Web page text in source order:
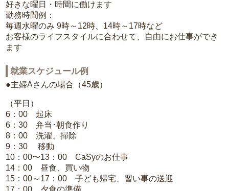
好きな曜日・時間に働けます
勤務時間例：
毎週水曜のみ 9時～12時、14時～17時など
お客様のライフスタイルに合わせて、自由にお仕事ができ
ます
就業スケジュール例
●主婦Aさんの場合（45歳）
（平日）
6：00 起床
6：30 弁当･朝食作り
8：00 洗濯、掃除
9：30 移動
10：00〜13：00 CaSyのお仕事
14：00 昼食、買い物
15：00～17：00 子ども帰宅、習い事の送迎